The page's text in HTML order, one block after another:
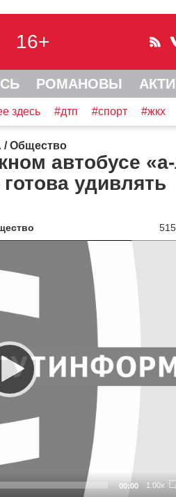
16+
РОМАНОВЫ
здесь #дтп #спорт #жкх
/Общество
автобусе
удивлять
00:00 1.00x